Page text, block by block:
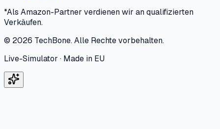
*Als Amazon-Partner verdienen wir an qualifizierten
Verkäufen.
© 2026 TechBone.Alle Rechte vorbehalten.
Live-Simulator · Made in EU